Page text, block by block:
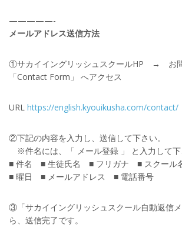
—————-
メールアドレス送信方法
①サカイイングリッシュスクールHP → お
「Contact Form」 へアクセス
URL https://english.kyouikusha.com/contact/
②下記の内容を入力し、送信して下さい。
※件名には、「 メール登録 」 と入力して下
■ 件名 ■ 生徒氏名 ■ フリガナ ■ スクール
■ 曜日 ■ メールアドレス ■ 電話番号
③「サカイイングリッシュスクール自動返信
ら、送信完了です。